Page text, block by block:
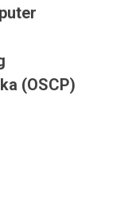
(OSCP)